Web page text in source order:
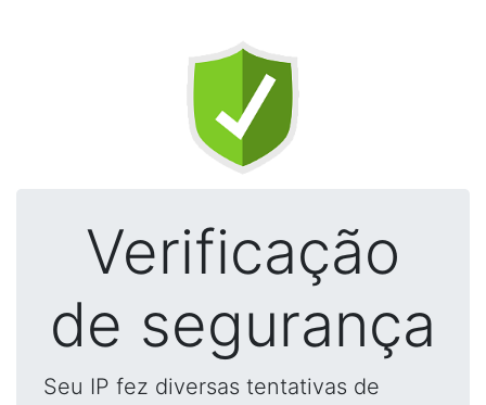
Verificação
de segurança
Seu IP fez diversas tentativas de